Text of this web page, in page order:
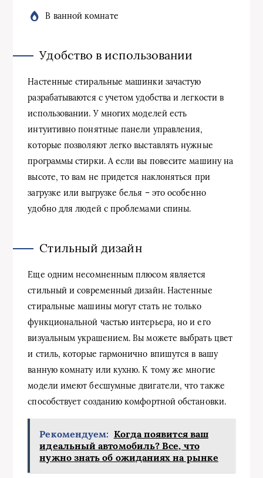
В ванной комнате
Удобство в использовании
Настенные стиральные машинки зачастую
разрабатываются с учетом удобства и легкости в
использовании. У многих моделей есть
интуитивно понятные панели управления,
которые позволяют легко выставлять нужные
программы стирки. А если вы повесите машину на
высоте, то вам не придется наклоняться при
загрузке или выгрузке белья – это особенно
удобно для людей с проблемами спины.
Стильный дизайн
Еще одним несомненным плюсом является
стильный и современный дизайн. Настенные
стиральные машины могут стать не только
функциональной частью интерьера, но и его
визуальным украшением. Вы можете выбрать цвет
и стиль, которые гармонично впишутся в вашу
ванную комнату или кухню. К тому же многие
модели имеют бесшумные двигатели, что также
способствует созданию комфортной обстановки.
Рекомендуем: Когда появится ваш
идеальный автомобиль? Все, что
нужно знать об ожиданиях на рынке